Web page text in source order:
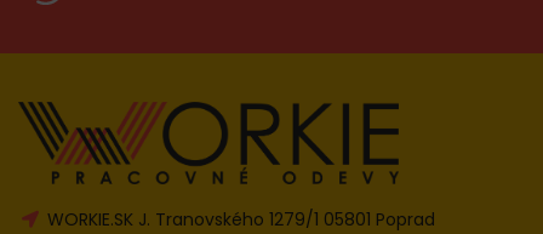
WORKIE.SK J. Tranovského 1279/1 05801 Poprad